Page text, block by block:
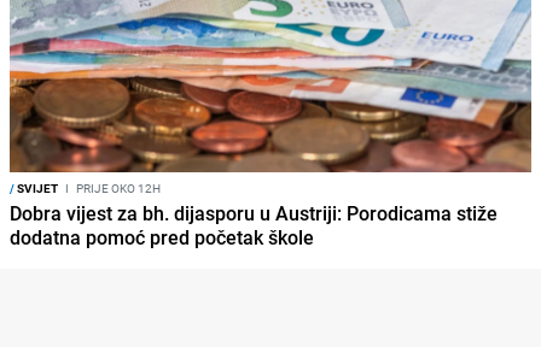
/SVIJET I PRIJE OKO 12H
Dobra vijest za bh. dijasporu u Austriji: Porodicama stiže
dodatna pomoć pred početak škole